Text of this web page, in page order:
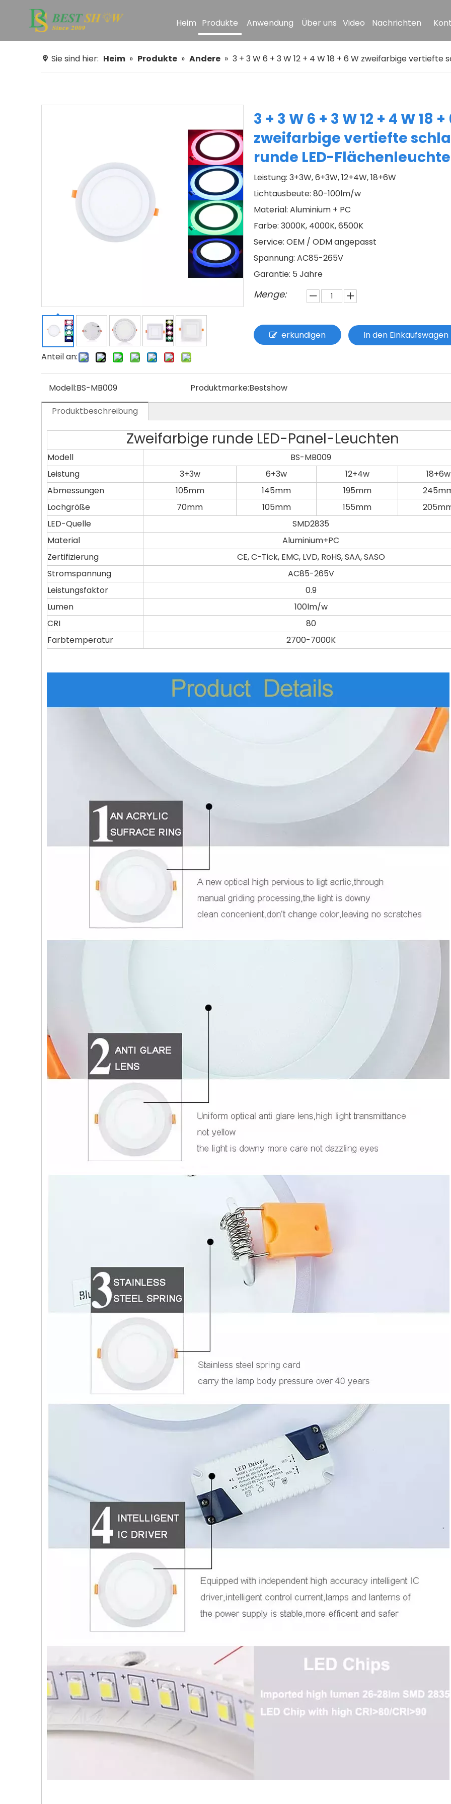
Heim Produkte Anwendung Über uns Video Nachrichten
Sie sind hier: Heim » Produkte » Andere » 3 + 3 W 6 + 3 W 12 + 4 W 18 + 6 W zweifarbige
Anteil an:
3 + 3 W 6 + 3 W 12 + 4 W 18 +
zweifarbige vertiefte
runde LED-Flächenleuchte
Leistung: 3+3W, 6+3W, 12+4W, 18+6W
Lichtausbeute: 80-100lm/w
Material: Aluminium + PC
Farbe: 3000K, 4000K, 6500K
Service: OEM / ODM angepasst
Spannung: AC85-265V
Garantie: 5 Jahre
Menge:
erkundigen In den Einkaufswagen
Modell:BS-MB009 Produktmarke:Bestshow
Produktbeschreibung
Zweifarbige runde LED-Panel-Leuchten
Modell
BS-MB009
Leistung
3+3w 6+3w 12+4w
18+6w
Abmessungen
105mm 145mm 195mm
Lochgröße
70mm 105mm 155mm
LED-Quelle
SMD2835
Material
Aluminium+PC
Zertifizierung
CE, C-Tick, EMC, LVD, RoHS, SAA, SASO
Stromspannung
AC85-265V
Leistungsfaktor
0.9
Lumen
100lm/w
CRI
80
Farbtemperatur
2700-7000K